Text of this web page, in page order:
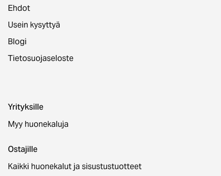
Ehdot
Usein kysyttyä
Blogi
Tietosuojaseloste
Yrityksille
Myy huonekaluja
Ostajille
Kaikki huonekalut ja sisustustuotteet